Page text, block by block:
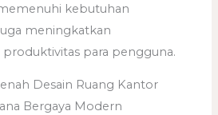
kebutuhan
meningkatkan
produktivitas para pengguna.
Desain Ruang Kantor
Bergaya Modern